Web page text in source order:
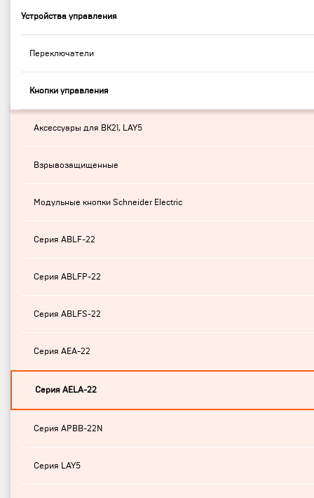
Устройства управления
Переключатели
Кнопки управления
Аксессуары для ВК21, LAY5
Взрывозащищенные
Модульные кнопки Schneider Electric
Серия ABLF-22
Серия ABLFP-22
Серия ABLFS-22
Серия AEA-22
Серия AELA-22
Серия APBB-22N
Серия LAY5